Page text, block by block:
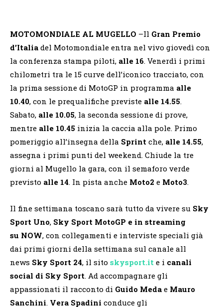
MOTOMONDIALE AL MUGELLO –Il Gran Premio
d’Italia del Motomondiale entra nel vivo giovedì con
la conferenza stampa piloti, alle 16. Venerdì i primi
chilometri tra le 15 curve dell’iconico tracciato, con
la prima sessione di MotoGP in programma alle
10.40, con le prequalifiche previste alle 14.55.
Sabato, alle 10.05, la seconda sessione di prove,
mentre alle 10.45 inizia la caccia alla pole. Primo
pomeriggio all’insegna della Sprint che, alle 14.55,
assegna i primi punti del weekend. Chiude la tre
giorni al Mugello la gara, con il semaforo verde
previsto alle 14. In pista anche Moto2 e Moto3.
Il fine settimana toscano sarà tutto da vivere su Sky
Sport Uno, Sky Sport MotoGP e in streaming
su NOW, con collegamenti e interviste speciali già
dai primi giorni della settimana sul canale all
news Sky Sport 24, il sito skysport.it e i canali
social di Sky Sport. Ad accompagnare gli
appassionati il racconto di Guido Meda e Mauro
Sanchini. Vera Spadini conduce gli